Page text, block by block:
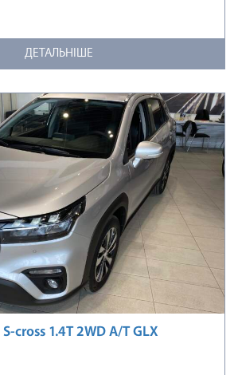
ДЕТАЛЬНІШЕ
cross 1.4T 2WD A/T GLX